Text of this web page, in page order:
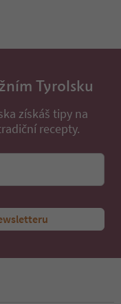
Tyrolsku
získáš tipy na
recepty.